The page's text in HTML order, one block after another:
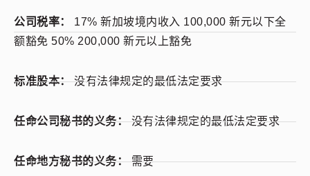
公司税率： 17% 新加坡境内收入 100,000 新元以下全
额豁免 50% 200,000 新元以上豁免
标准股本：没有法律规定的最低法定要求
任命公司秘书的义务：没有法律规定的最低法定要求
任命地方秘书的义务：需要